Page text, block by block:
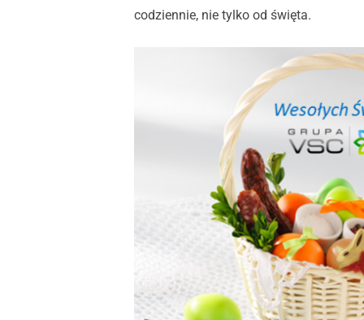
codziennie, nie tylko od święta.